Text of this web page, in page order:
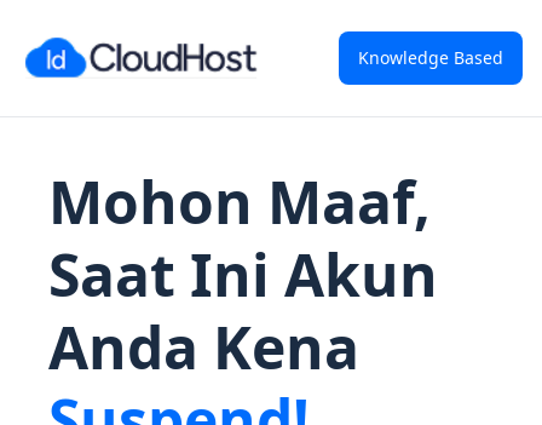
Knowledge Based
Mohon Maaf,
Saat Ini Akun
Anda Kena